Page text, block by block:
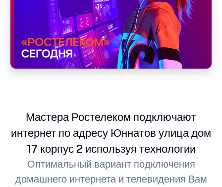
Мастера Ростелеком подключают
интернет по адресу Юннатов улица дом
17 корпус 2 используя технологии
Оптимальный вариант подключения
домашнего интернета и телевидения Вам